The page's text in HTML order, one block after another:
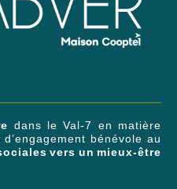
dans le Val-7 en matière
d’engagement bénévole au
vers un mieux-être